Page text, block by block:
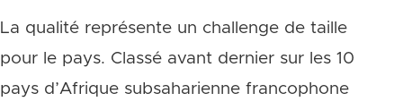
La qualité représente un challenge de taille
pour le pays. Classé avant dernier sur les 10
pays d’Afrique subsaharienne francophone